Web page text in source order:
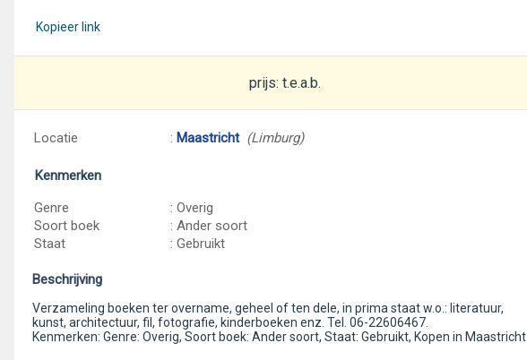
Kopieer link
prijs: t.e.a.b.
Locatie : Maastricht (Limburg)
Kenmerken
Genre
: Overig
Soort boek
: Ander soort
Staat
: Gebruikt
Beschrijving
Verzameling boeken ter overname, geheel of ten dele, in prima staat w.o.: literatuur,
kunst, architectuur, fil, fotografie, kinderboeken enz. Tel. 06-22606467.
Kenmerken: Genre: Overig, Soort boek: Ander soort, Staat: Gebruikt, Kopen in Maastricht